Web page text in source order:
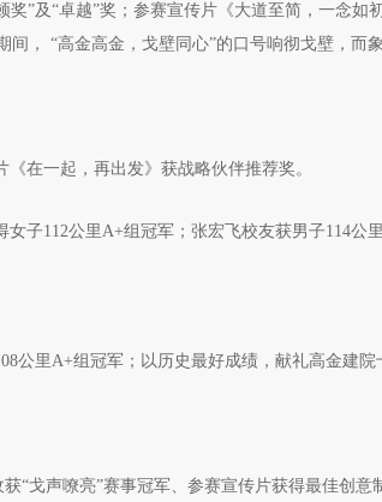
”及“卓越”奖；参赛宣传片《大道至简，一念如
， “高金高金，戈壁同心”的口号响彻戈壁，而
在一起，再出发》获战略伙伴推荐奖。
子112公里A+组冠军；张宏飞校友获男子114公
公里A+组冠军；以历史最好成绩，献礼高金建院
“戈声嘹亮”赛事冠军、参赛宣传片获得最佳创意